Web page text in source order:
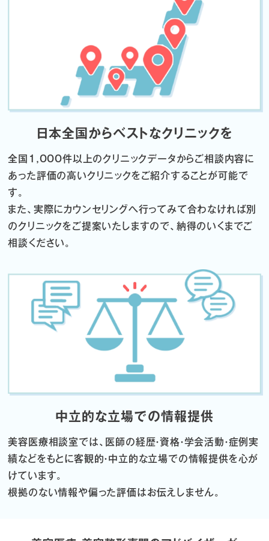
日本全国からベストなクリニックを
全国1,000件以上のクリニックデータからご相談内容に
あった評価の高いクリニックをご紹介することが可能で
す。
また、実際にカウンセリングへ行ってみて合わなければ別
のクリニックをご提案いたしますので、納得のいくまでご
相談ください。
中立的な立場での情報提供
美容医療相談室では、医師の経歴・資格・学会活動・症例実
績などをもとに客観的・中立的な立場での情報提供を心が
けています。
根拠のない情報や偏った評価はお伝えしません。